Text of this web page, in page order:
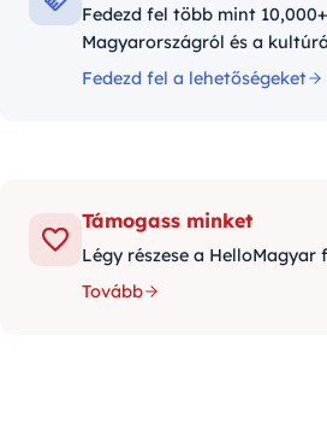
Fedezd fel több mint
Magyarországról és a
Fedezd fel a lehetőségeket
Támogass minket
Légy részese a HelloMagyar
Tovább